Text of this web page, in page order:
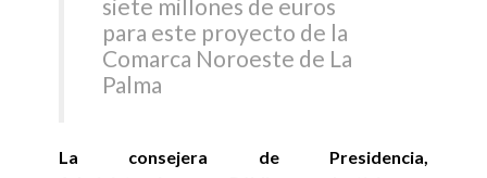
siete millones de euros
para este proyecto de la
Comarca Noroeste de La
Palma
La consejera de Presidencia,